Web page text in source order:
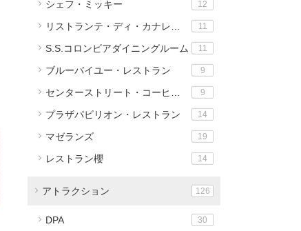
シェフ・ミッキー 12
リストランテ・ディ・カナレット 11
S.S.コロンビアダイニングルーム 11
ブルーバイユー・レストラン 9
センターストリート・コーヒーハウス 9
プラザパビリオン・レストラン 14
マゼランズ 19
レストラン櫻 14
アトラクション 126
DPA 30